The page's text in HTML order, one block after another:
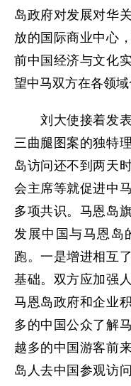
岛政府对发展对华
放的国际商业中心
前中国经济与文化
望中马双方在各领域
刘大使接着发表
三曲腿图案的独特
岛访问还不到两天
会主席等就促进中
多项共识。马恩岛
发展中国与马恩岛
跑。一是增进相互
基础。双方应加强
马恩岛政府和企业
多的中国公众了解
越多的中国游客前
岛人去中国参观访